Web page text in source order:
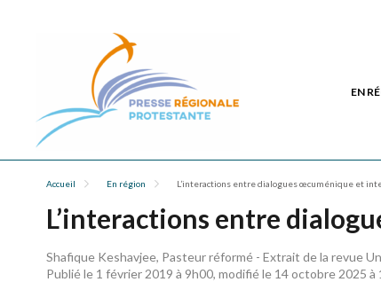
EN
Accueil En région L’interactions entre dialogues œcuménique et
L’interactions entre
Shafique Keshavjee, Pasteur réformé - Extrait de la revue
Publié le 1 février 2019 à 9h00, modifié le 14 octobre 2025 à